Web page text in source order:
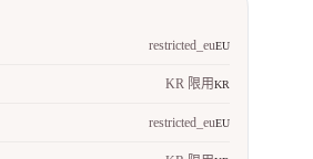
restricted_euEU
KR 限用KR
restricted_euEU